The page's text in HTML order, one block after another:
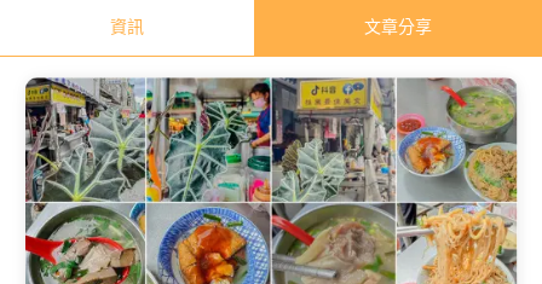
資訊 文章分享